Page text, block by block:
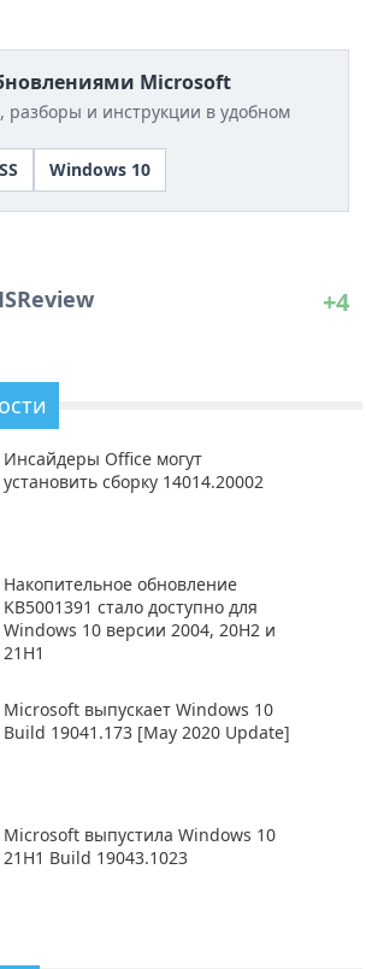
Microsoft
разборы и инструкции в удобном
Windows 10
+4
Инсайдеры Office могут
установить сборку 14014.20002
Накопительное обновление
KB5001391 стало доступно для
Windows 10 версии 2004, 20H2 и
21H1
Microsoft выпускает Windows 10
Build 19041.173 [May 2020 Update]
Microsoft выпустила Windows 10
21H1 Build 19043.1023